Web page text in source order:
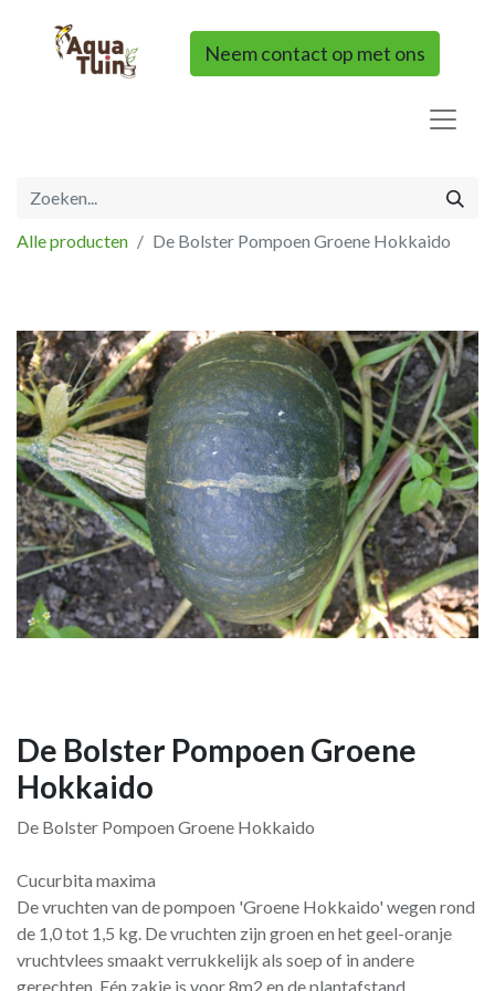
Neem contact op met ons
Alle producten De Bolster Pompoen Groene Hokkaido
De Bolster Pompoen Groene
Hokkaido
De Bolster Pompoen Groene Hokkaido
Cucurbita maxima
De vruchten van de pompoen 'Groene Hokkaido' wegen rond
de 1,0 tot 1,5 kg. De vruchten zijn groen en het geel-oranje
vruchtvlees smaakt verrukkelijk als soep of in andere
gerechten. Eén zakje is voor 8m2 en de plantafstand